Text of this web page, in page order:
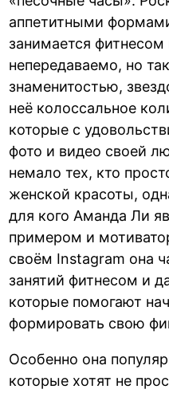
аппетитными
занимается фитнесом
непередаваемо, но
знаменитостью,
неё колоссальное
которые с
фото и видео своей
немало тех, кто
женской красоты,
для кого Аманда Ли
примером и
своём Instagram она
занятий фитнесом и
которые помогают
формировать свою
Особенно она
которые хотят не